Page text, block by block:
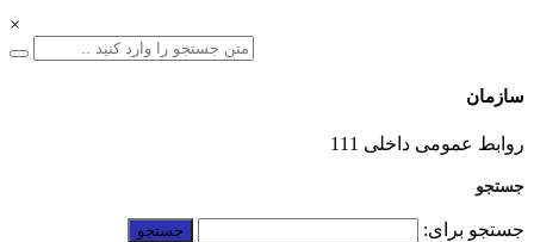
×
سازمان
روابط عمومی داخلی 111
جستجو
جستجو برای: